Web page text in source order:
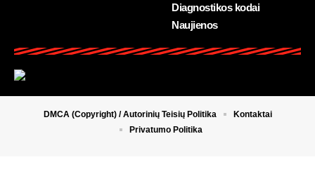
Diagnostikos kodai
Naujienos
DMCA (Copyright) / Autorinių Teisių Politika
Kontaktai
Privatumo Politika